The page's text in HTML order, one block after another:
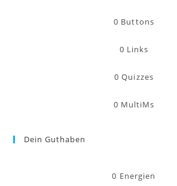
0 Buttons
0 Links
0 Quizzes
0 MultiMs
Dein Guthaben
0 Energien